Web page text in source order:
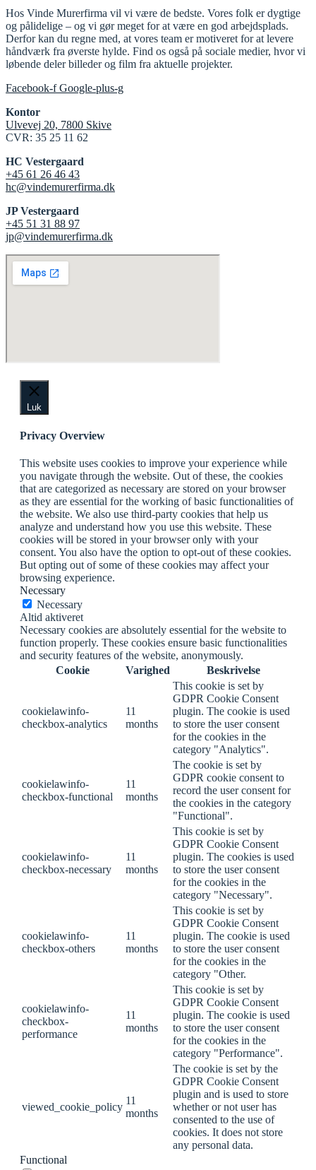
Hos Vinde Murerfirma vil vi være de bedste. Vores folk er dygtige
og pålidelige – og vi gør meget for at være en god arbejdsplads.
Derfor kan du regne med, at vores team er motiveret for at levere
håndværk fra øverste hylde. Find os også på sociale medier, hvor vi
løbende deler billeder og film fra aktuelle projekter.
Facebook-f Google-plus-g
Kontor
Ulvevej 20, 7800 Skive
CVR: 35 25 11 62
HC Vestergaard
+45 61 26 46 43
hc@vindemurerfirma.dk
JP Vestergaard
+45 51 31 88 97
jp@vindemurerfirma.dk
Luk
Privacy Overview
This website uses cookies to improve your experience while
you navigate through the website. Out of these, the cookies
that are categorized as necessary are stored on your browser
as they are essential for the working of basic functionalities of
the website. We also use third-party cookies that help us
analyze and understand how you use this website. These
cookies will be stored in your browser only with your
consent. You also have the option to opt-out of these cookies.
But opting out of some of these cookies may affect your
browsing experience.
Necessary
Necessary
Altid aktiveret
Necessary cookies are absolutely essential for the website to
function properly. These cookies ensure basic functionalities
and security features of the website, anonymously.
Cookie
Varighed Beskrivelse
cookielawinfo-
checkbox-analytics
11
months
This cookie is set by
GDPR Cookie Consent
plugin. The cookie is used
to store the user consent
for the cookies in the
category "Analytics".
cookielawinfo-
checkbox-functional
11
months
The cookie is set by
GDPR cookie consent to
record the user consent for
the cookies in the category
"Functional".
cookielawinfo-
checkbox-necessary
11
months
This cookie is set by
GDPR Cookie Consent
plugin. The cookies is used
to store the user consent
for the cookies in the
category "Necessary".
cookielawinfo-
checkbox-others
11
months
This cookie is set by
GDPR Cookie Consent
plugin. The cookie is used
to store the user consent
for the cookies in the
category "Other.
cookielawinfo-
checkbox-
performance
11
months
This cookie is set by
GDPR Cookie Consent
plugin. The cookie is used
to store the user consent
for the cookies in the
category "Performance".
viewed_cookie_policy
11
months
The cookie is set by the
GDPR Cookie Consent
plugin and is used to store
whether or not user has
consented to the use of
cookies. It does not store
any personal data.
Functional